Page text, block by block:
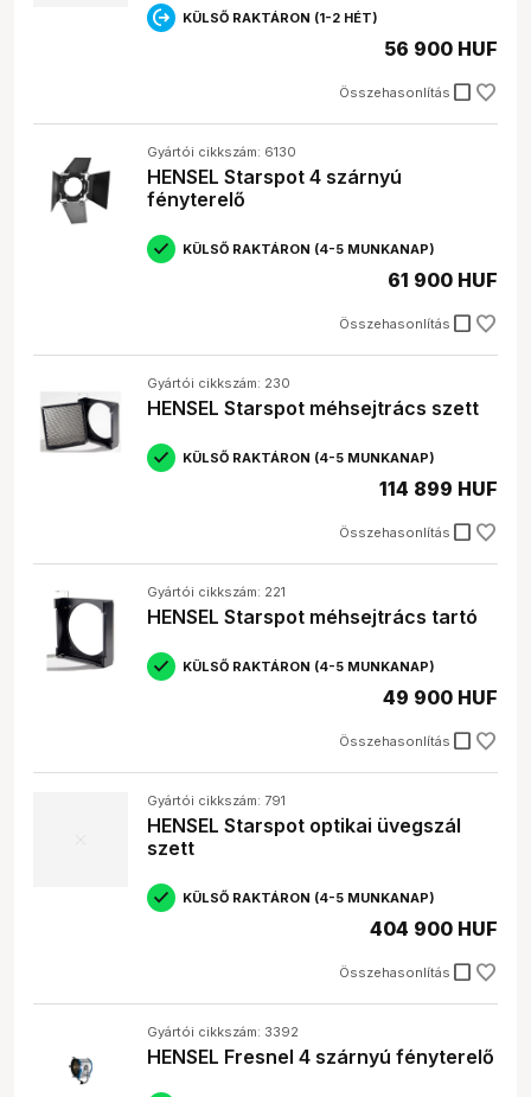
KÜLSŐ RAKTÁRON (1-2 HÉT)
Összehasonlítás check_box_outline_blank
56 900 HUF
Gyártói cikkszám: 6130
HENSEL Starspot 4 szárnyú
fényterelő
KÜLSŐ RAKTÁRON (4-5 MUNKANAP)
Összehasonlítás check_box_outline_blank
61 900 HUF
Gyártói cikkszám: 230
HENSEL Starspot méhsejtrács szett
KÜLSŐ RAKTÁRON (4-5 MUNKANAP)
Összehasonlítás check_box_outline_blank
114 899 HUF
Gyártói cikkszám: 221
HENSEL Starspot méhsejtrács tartó
KÜLSŐ RAKTÁRON (4-5 MUNKANAP)
Összehasonlítás check_box_outline_blank
49 900 HUF
Gyártói cikkszám: 791
HENSEL Starspot optikai üvegszál
szett
KÜLSŐ RAKTÁRON (4-5 MUNKANAP)
Összehasonlítás check_box_outline_blank
404 900 HUF
Gyártói cikkszám: 3392
HENSEL Fresnel 4 szárnyú fényterelő